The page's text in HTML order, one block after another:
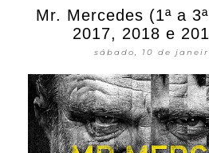
Mr. Mercedes (1ª a
2017, 2018 e
sábado, 10 de